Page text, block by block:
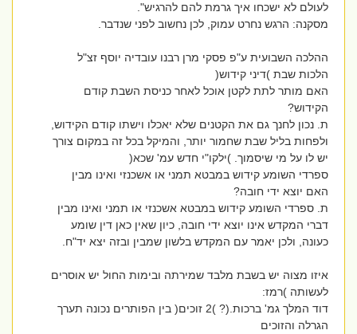
לעולם לא ישכחו איך גרמת להם להרגיש".
מסקנה: הרגש נחרט עמוק, לכן נחשוב לפני שנדבר.
ההלכה השבועית ע"פ פסקי מרן רבנו עובדיה יוסף זצ"ל
הלכות שבת )דיני קידוש(
האם מותר לתת לקטן אוכל לאחר כניסת השבת קודם
הקידוש?
ת. נכון לחנך גם את הקטנים שלא יאכלו וישתו קודם הקידוש,
ולפחות בליל שבת שחמור יותר, והמיקל בכל זה במקום צורך
יש לו על מי שיסמוך. )ילקו"י חדש עמ' שכא(
ספרדי השומע קידוש במבטא תמני או אשכנזי ואינו מבין
האם יוצא ידי חובה?
ת. ספרדי השומע קידוש במבטא אשכנזי או תמני ואינו מבין
דברי המקדש אינו יוצא ידי חובה, כיון שאין כאן דין שומע
כעונה, ולכן יאמר עם המקדש בלשון שמבין ובזה יצא יד"ח.
איזו מצוה יש בשבת מלבד שמירתה ובימות החול יש אוסרים
לעשותה )רמז:
דוד המלך גמ' ברכות.(? )2 זוכים( בין הפותרים נכונה תערך
הגרלה והזוכים